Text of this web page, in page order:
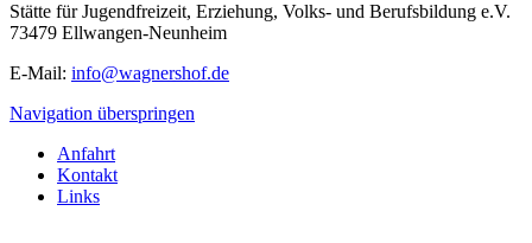
Stätte für Jugendfreizeit, Erziehung, Volks- und Berufsbildung e.V.
73479 Ellwangen-Neunheim
E-Mail: info@wagnershof.de
Navigation überspringen
Anfahrt
Kontakt
Links